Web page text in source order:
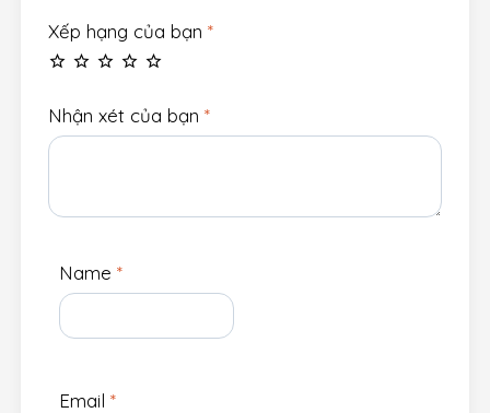
Xếp hạng của bạn *
Nhận xét của bạn *
Name *
Email *